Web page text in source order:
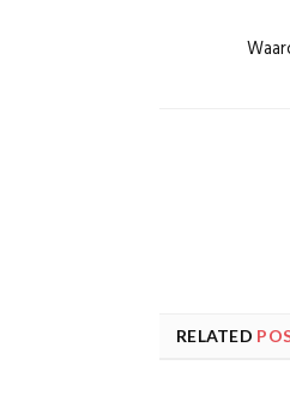
RELATED